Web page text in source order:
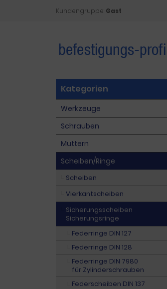
Kundengruppe: Gast
Kategorien
Werkzeuge
Schrauben
Muttern
Scheiben/Ringe
Scheiben
Vierkantscheiben
Sicherungsscheiben
Sicherungsringe
Federringe DIN 127
Federringe DIN 128
Federringe DIN 7980
für Zylinderschrauben
Federscheiben DIN 137